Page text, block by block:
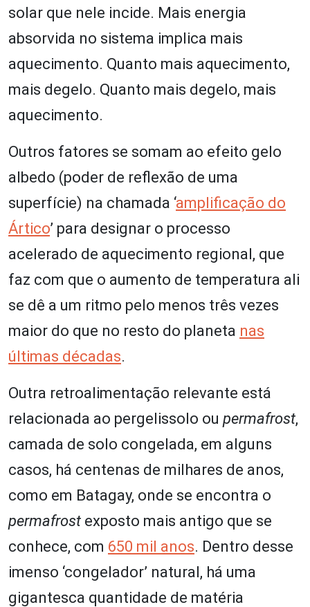
solar que nele incide. Mais energia
absorvida no sistema implica mais
aquecimento. Quanto mais aquecimento,
mais degelo. Quanto mais degelo, mais
aquecimento.
Outros fatores se somam ao efeito gelo
albedo (poder de reflexão de uma
superfície) na chamada ‘amplificação do
Ártico’ para designar o processo
acelerado de aquecimento regional, que
faz com que o aumento de temperatura ali
se dê a um ritmo pelo menos três vezes
maior do que no resto do planeta nas
últimas décadas.
Outra retroalimentação relevante está
relacionada ao pergelissolo ou permafrost,
camada de solo congelada, em alguns
casos, há centenas de milhares de anos,
como em Batagay, onde se encontra o
permafrost exposto mais antigo que se
conhece, com 650 mil anos. Dentro desse
imenso ‘congelador’ natural, há uma
gigantesca quantidade de matéria